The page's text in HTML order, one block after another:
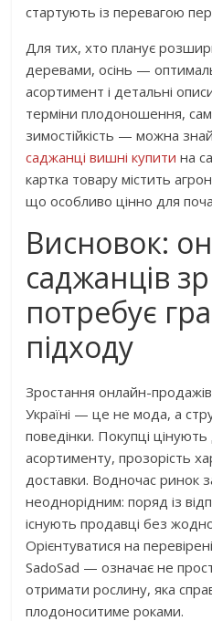
стартують із перевагою
Для тих, хто планує
деревами, осінь —
асортимент і детальні
терміни плодоношення,
зимостійкість — можна
саджанці вишні купити на
картка товару містить
що особливо цінно для
Висновок:
саджанців
потребує
підходу
Зростання онлайн-
Україні — це не мода, а
поведінки. Покупці
асортименту, прозорість
доставки. Водночас ринок
неоднорідним: поряд із
існують продавці без
Орієнтуватися на
SadoSad — означає не
отримати рослину, яка
плодоноситиме роками.